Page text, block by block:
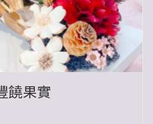
饒果實